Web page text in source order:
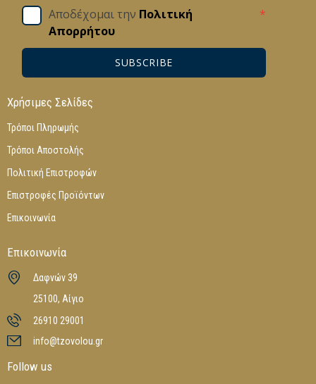
Αποδέχομαι την Πολιτική
Απορρήτου
*
SUBSCRIBE
Χρήσιμες Σελίδες
Τρόποι Πληρωμής
Τρόποι Αποστολής
Πολιτική Επιστροφών
Επιστροφές Προϊόντων
Επικοινωνία
Επικοινωνία
Δαφνών 39
25100, Αίγιο
26910 29001
info@tzovolou.gr
Follow us